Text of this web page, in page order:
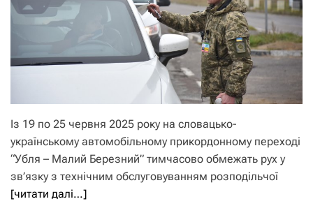
Із 19 по 25 червня 2025 року на словацько-
українському автомобільному прикордонному переході
“Убля – Малий Березний” тимчасово обмежать рух у
зв’язку з технічним обслуговуванням розподільчої
[читати далі…]